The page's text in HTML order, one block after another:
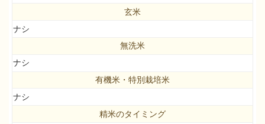
玄米
ナシ
無洗米
ナシ
有機米・特別栽培米
ナシ
精米のタイミング